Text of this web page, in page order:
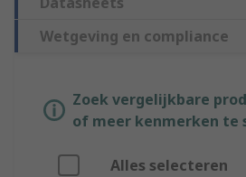
Wetgeving en compliance
Zoek vergelijkbare
of meer kenmerken te
Alles selecteren